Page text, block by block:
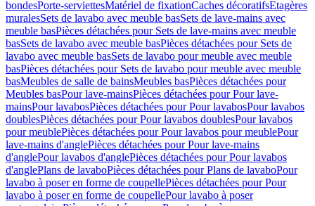
bondesPorte-serviettesMatériel de fixationCaches décoratifsEtagères
muralesSets de lavabo avec meuble basSets de lave-mains avec
meuble basPièces détachées pour Sets de lave-mains avec meuble
basSets de lavabo avec meuble basPièces détachées pour Sets de
lavabo avec meuble basSets de lavabo pour meuble avec meuble
basPièces détachées pour Sets de lavabo pour meuble avec meuble
basMeubles de salle de bainsMeubles basPièces détachées pour
Meubles basPour lave-mainsPièces détachées pour Pour lave-
mainsPour lavabosPièces détachées pour Pour lavabosPour lavabos
doublesPièces détachées pour Pour lavabos doublesPour lavabos
pour meublePièces détachées pour Pour lavabos pour meublePour
lave-mains d'anglePièces détachées pour Pour lave-mains
d'anglePour lavabos d'anglePièces détachées pour Pour lavabos
d'anglePlans de lavaboPièces détachées pour Plans de lavaboPour
lavabo à poser en forme de coupellePièces détachées pour Pour
lavabo à poser en forme de coupellePour lavabo à poser